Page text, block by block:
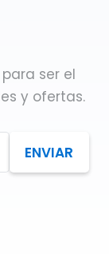
ser el
y ofertas.
ENVIAR